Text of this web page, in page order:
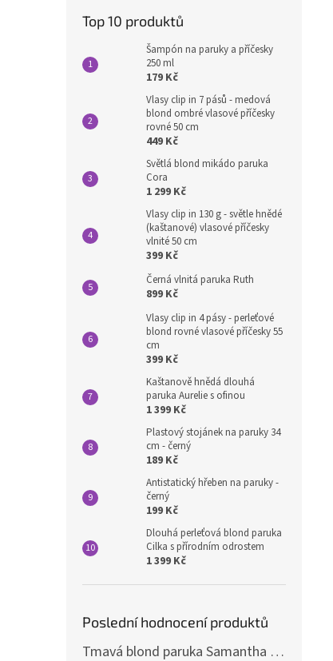
Top 10 produktů
Šampón na paruky a příčesky
250 ml
179 Kč
Vlasy clip in 7 pásů - medová
blond ombré vlasové příčesky
rovné 50 cm
449 Kč
Světlá blond mikádo paruka
Cora
1 299 Kč
Vlasy clip in 130 g - světle hnědé
(kaštanové) vlasové příčesky
vlnité 50 cm
399 Kč
Černá vlnitá paruka Ruth
899 Kč
Vlasy clip in 4 pásy - perleťové
blond rovné vlasové příčesky 55
cm
399 Kč
Kaštanově hnědá dlouhá
paruka Aurelie s ofinou
1 399 Kč
Plastový stojánek na paruky 34
cm - černý
189 Kč
Antistatický hřeben na paruky -
černý
199 Kč
Dlouhá perleťová blond paruka
Cilka s přírodním odrostem
1 399 Kč
Poslední hodnocení produktů
Tmavá blond paruka Samantha s melíry